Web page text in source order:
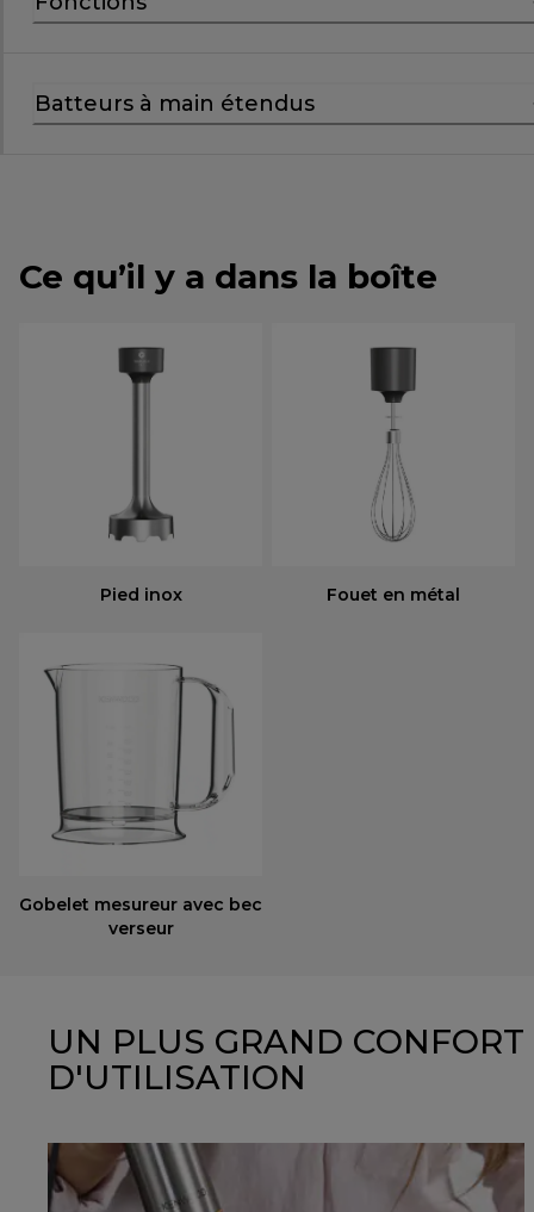
Batteurs à main étendus
Ce qu’il y a dans la boîte
Pied inox Fouet en métal
Gobelet mesureur avec bec
verseur
UN PLUS GRAND CONFORT
D'UTILISATION